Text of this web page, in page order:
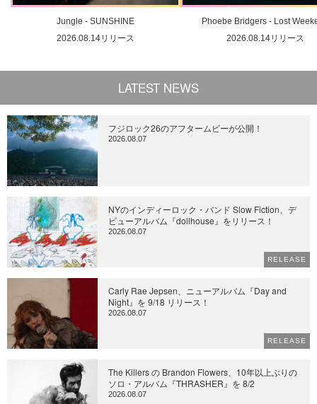
Jungle - SUNSHINE
2026.08.14リリース
Phoebe Bridgers - Lost
2026.08.14リリース
LATEST NEWS
フジロック26のアフタームビーが公開！
2026.08.07
NYのインディーロック・バンド Slow Fiction、デ
ビューアルバム『dollhouse』をリリース！
2026.08.07
RELEASE
Carly Rae Jepsen、ニューアルバム『Day and
Night』を 9/18 リリース！
2026.08.07
RELEASE
The Killers の Brandon Flowers、10年以上ぶりの
ソロ・アルバム『THRASHER』を 8/2
2026.08.07